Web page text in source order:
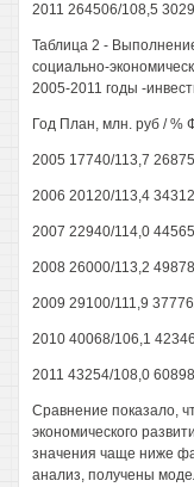
2011 264506/108,5
Таблица 2 -
социально-
2005-2011 годы -
Год План, млн. руб / %
2005 17740/113,7
2006 20120/113,4
2007 22940/114,0
2008 26000/113,2
2009 29100/111,9
2010 40068/106,1
2011 43254/108,0
Сравнение показало,
экономического
значения чаще ниже
анализ, получены